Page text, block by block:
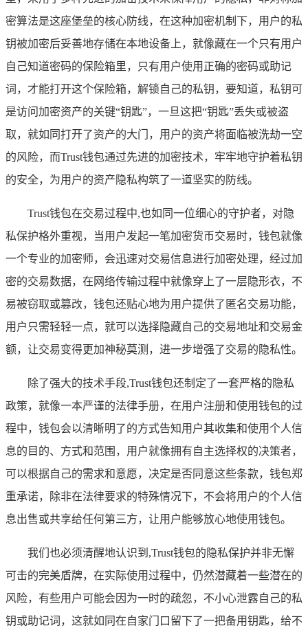
密算法是这座堡垒的核心防线，在这种加密机制下，用户的私
钥被加密后妥善地存储在本地设备上，就像藏在一个只有用户
自己知道密码的保险箱里，只有用户使用正确的密码或助记
词，才能打开这个保险箱，解锁自己的私钥，要知道，私钥可
是访问加密资产的关键“钥匙”，一旦这把“钥匙”丢失或被盗
取，就如同打开了资产的大门，用户的资产将面临被洗劫一空
的风险，而Trust钱包通过先进的加密技术，牢牢地守护着私钥
的安全，为用户的资产隐私构筑了一道坚实的防线。
Trust钱包在交易过程中,也如同一位细心的守护者，对隐
私保护格外重视，当用户发起一笔加密货币交易时，钱包就像
一个专业的加密师，会迅速对交易信息进行加密处理，经过加
密的交易数据，在网络传输过程中就像穿上了一层隐形衣，不
易被窃取或篡改，钱包还贴心地为用户提供了匿名交易功能，
用户只需轻轻一点，就可以选择隐藏自己的交易地址和交易金
额，让交易变得更加神秘莫测，进一步增强了交易的隐私性。
除了强大的技术手段,Trust钱包还制定了一套严格的隐私
政策，就像一本严谨的法律手册，在用户注册和使用钱包的过
程中，钱包会以清晰明了的方式告知用户其收集和使用个人信
息的目的、方式和范围，用户就像拥有自主选择权的决策者，
可以根据自己的需求和意愿，决定是否同意这些条款，钱包郑
重承诺，除非在法律要求的特殊情况下，不会将用户的个人信
息出售或共享给任何第三方，让用户能够放心地使用钱包。
我们也必须清醒地认识到,Trust钱包的隐私保护并非无懈
可击的完美盾牌，在实际使用过程中，仍然潜藏着一些潜在的
风险，有些用户可能会因为一时的疏忽，不小心泄露自己的私
钥或助记词，这就如同在自家门口留下了一把备用钥匙，给不